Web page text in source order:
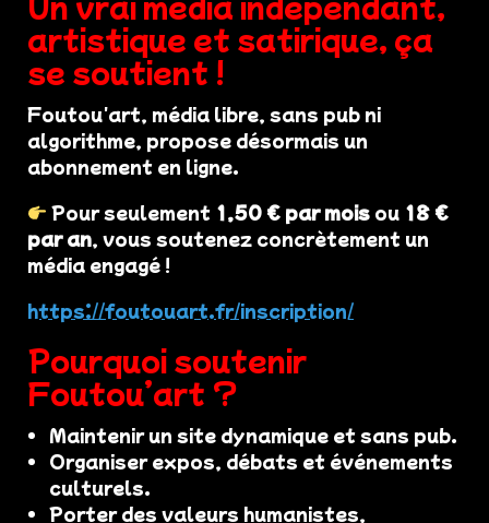
artistique et satirique, ça
se soutient !
Foutou'art, média libre, sans pub ni
algorithme, propose désormais un
abonnement en ligne.
Pour seulement 1,50 € par mois ou 18 €
par an, vous soutenez concrètement un
média engagé !
https://foutouart.fr/inscription/
Pourquoi soutenir
Foutou’art ?
Maintenir un site dynamique et sans pub.
Organiser expos, débats et événements
culturels.
Porter des valeurs humanistes,